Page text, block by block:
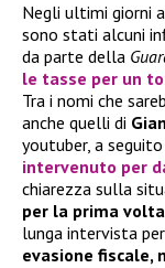
Negli ultimi giorni
sono stati alcuni
da parte della
le tasse per un
Tra i nomi che
anche quelli di
youtuber, a
intervenuto per
chiarezza sulla
per la prima
lunga intervista per
evasione fiscale,